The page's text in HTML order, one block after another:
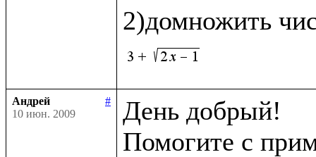
2)домножить
Андрей
#
10 июн. 2009
День добрый!
Помогите с